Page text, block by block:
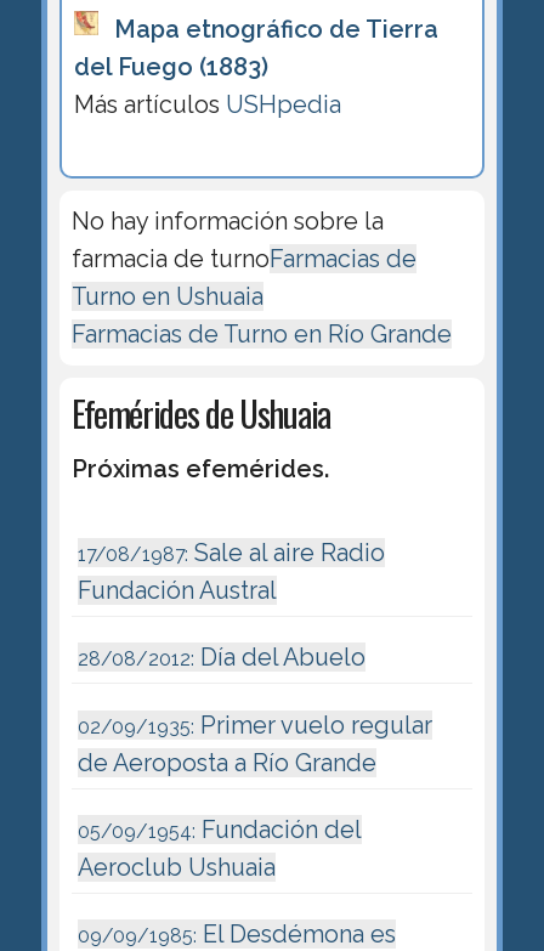
Mapa etnográfico de Tierra
del Fuego (1883)
Más artículos USHpedia
No hay información sobre la
farmacia de turnoFarmacias de
Turno en Ushuaia
Farmacias de Turno en Río Grande
Efemérides de Ushuaia
Próximas efemérides.
17/08/1987: Sale al aire Radio
Fundación Austral
28/08/2012: Día del Abuelo
02/09/1935: Primer vuelo regular
de Aeroposta a Río Grande
05/09/1954: Fundación del
Aeroclub Ushuaia
09/09/1985: El Desdémona es